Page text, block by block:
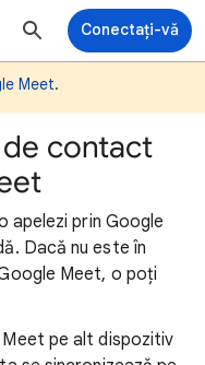
Conectați-vă
Meet.
contact
apelezi prin Google
Dacă nu este în
Meet, o poți
pe alt dispozitiv